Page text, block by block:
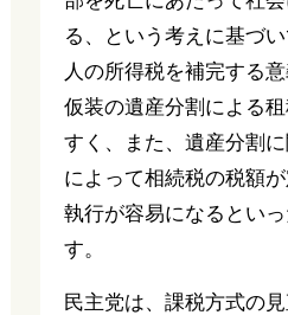
る、という考えに基づ
人の所得税を補完する
仮装の遺産分割による
すく、また、遺産分割
によって相続税の税額
執行が容易になるとい
す。
民主党は、課税方式の